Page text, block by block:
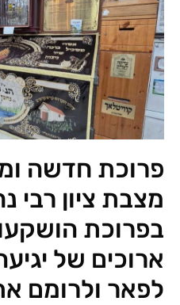
פרוכת חדשה
מצבת ציון רבי
בפרוכת
ארוכים של
לפאר ולרומם